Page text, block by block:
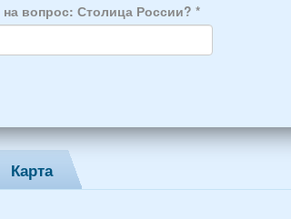
вопрос: Столица России? *
Карта